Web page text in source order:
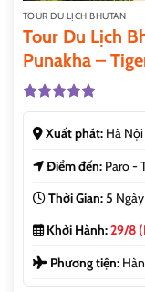
TOUR DU LỊCH BHUTAN
Tour Du Lịch
Punakha –
hạng 5.00
5 saoXuất phát:Hà Nội
Điểm đến:Paro -
Thời Gian:5
Khởi Hành:29/8
Phương tiện: